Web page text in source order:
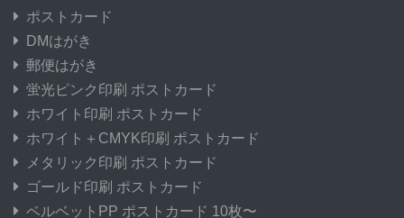
ポストカード
DMはがき
郵便はがき
蛍光ピンク印刷 ポストカード
ホワイト印刷 ポストカード
ホワイト＋CMYK印刷 ポストカード
メタリック印刷 ポストカード
ゴールド印刷 ポストカード
ベルベットPP ポストカード 10枚〜